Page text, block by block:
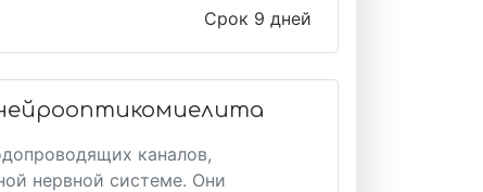
Срок 9 дней
каналов,
нервной системе. Они